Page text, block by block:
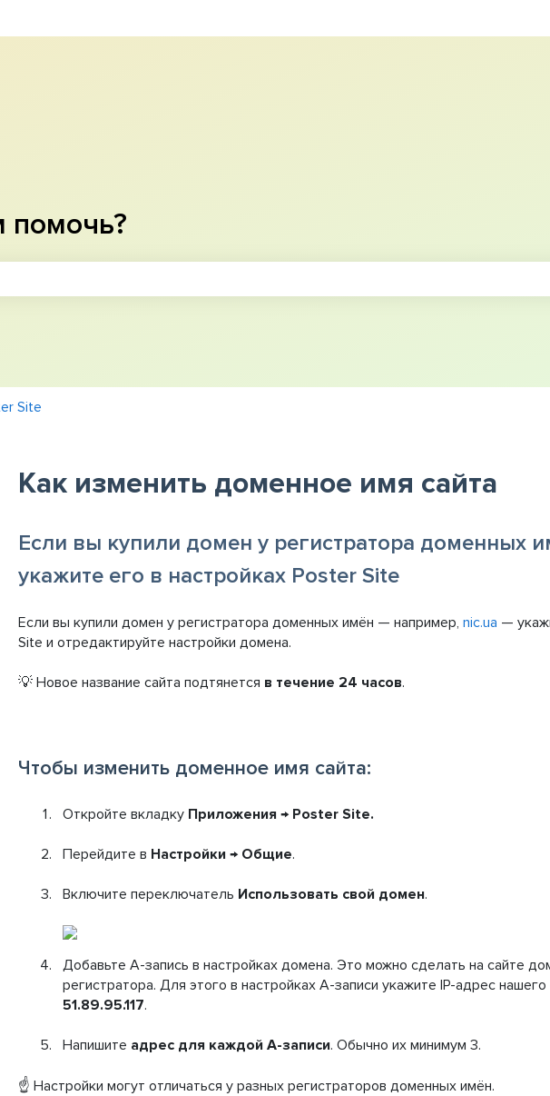
Site
Как изменить доменное имя сайта
Если вы купили домен у регистратора доменных
укажите его в настройках Poster Site
Если вы купили домен у регистратора доменных имён — например, nic.ua —
Site и отредактируйте настройки домена.
💡 Новое название сайта подтянется в течение 24 часов.
Чтобы изменить доменное имя сайта:
Откройте вкладку Приложения → Poster Site.
Перейдите в Настройки→ Общие.
Включите переключатель Использовать свой домен.
Добавьте A-запись в настройках домена. Это можно сделать на сайте
регистратора. Для этого в настройках A-записи укажите IP-адрес
51.89.95.117.
Напишите адрес для каждой A-записи. Обычно их минимум 3.
☝️ Настройки могут отличаться у разных регистраторов доменных имён.